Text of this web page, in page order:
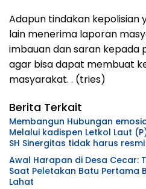
Adapun tindakan kepolisian
lain menerima laporan
imbauan dan saran kepada
agar bisa dapat membuat
masyarakat. . (tries)
Berita Terkait
Membangun Hubungan
Melalui kadispen Letkol Laut
SH Sinergitas tidak harus
lebih Dekat Dan Harmonis.
Awal Harapan di Desa Cecar:
Saat Peletakan Batu Pertama
Lahat